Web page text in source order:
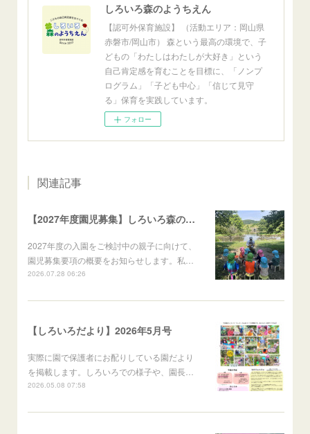
しろいろ森のようちえん
【認可外保育施設】 （活動エリア：岡山県
赤磐市/岡山市） 森という最高の環境で、子
どもの「わたしはわたしが大好き」という
自己肯定感を育むことを目標に、「ノンプ
ログラム」「子ども中心」「信じて見守
る」保育を実践しています。
フォロー
関連記事
【2027年度園児募集】しろいろ森のようちえん 募集要項のお知らせ
2027年度の入園をご検討中の親子に向けて、
園児募集要項の概要をお知らせします。私…
2026.07.28 06:26
【しろいろだより】2026年5月号
実際に園で保護者にお配りしている園だより
を掲載します。しろいろでの様子や、園長…
2026.05.08 07:58